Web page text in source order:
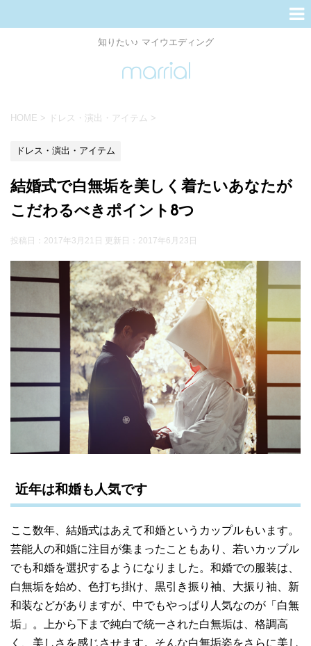
知りたい♪ マイウエディング
HOME > ドレス・演出・アイテム >
ドレス・演出・アイテム
結婚式で白無垢を美しく着たいあなたが
こだわるべきポイント8つ
投稿日：2017年3月21日 更新日： 2017年6月23日
近年は和婚も人気です
ここ数年、結婚式はあえて和婚というカップルもいます。
芸能人の和婚に注目が集まったこともあり、若いカップル
でも和婚を選択するようになりました。和婚での服装は、
白無垢を始め、色打ち掛け、黒引き振り袖、大振り袖、新
和装などがありますが、中でもやっぱり人気なのが「白無
垢」。
上から下まで純白で統一された白無垢は、格調高
く、美しさを感じさせます。 そんな白無垢姿をさらに美し